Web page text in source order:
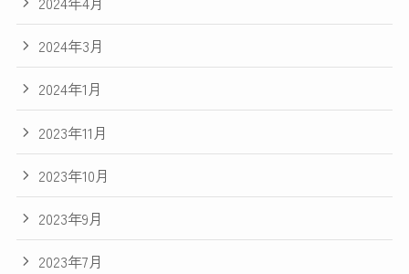
2024年3月
2024年1月
2023年11月
2023年10月
2023年9月
2023年7月